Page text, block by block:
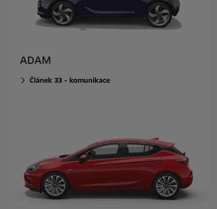
ADAM
Článek 33 - komunikace